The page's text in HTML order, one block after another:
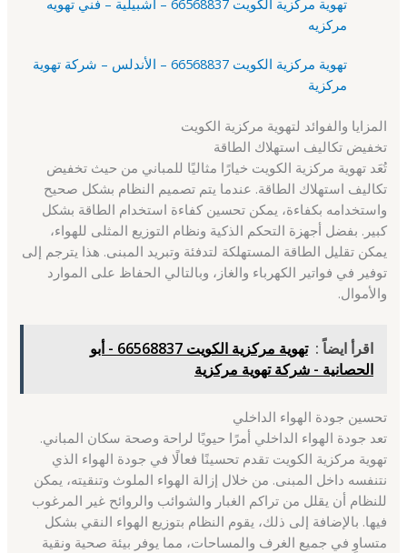
تهوية مركزية الكويت 66568837 – اشبيلية – فني تهويه
مركزيه
تهوية مركزية الكويت 66568837 – الأندلس – شركة تهوية
مركزية
المزايا والفوائد لتهوية مركزية الكويت
تخفيض تكاليف استهلاك الطاقة
تُعَد تهوية مركزية الكويت خيارًا مثاليًا للمباني من حيث تخفيض
تكاليف استهلاك الطاقة. عندما يتم تصميم النظام بشكل صحيح
واستخدامه بكفاءة، يمكن تحسين كفاءة استخدام الطاقة بشكل
كبير. بفضل أجهزة التحكم الذكية ونظام التوزيع المثلى للهواء،
يمكن تقليل الطاقة المستهلكة لتدفئة وتبريد المبنى. هذا يترجم إلى
توفير في فواتير الكهرباء والغاز، وبالتالي الحفاظ على الموارد
والأموال.
اقرأ ايضاً :
تهوية مركزية الكويت 66568837 - أبو
الحصانية - شركة تهوية مركزية
تحسين جودة الهواء الداخلي
تعد جودة الهواء الداخلي أمرًا حيويًا لراحة وصحة سكان المباني.
تهوية مركزية الكويت تقدم تحسينًا فعالًا في جودة الهواء الذي
نتنفسه داخل المبنى. من خلال إزالة الهواء الملوث وتنقيته، يمكن
للنظام أن يقلل من تراكم الغبار والشوائب والروائح غير المرغوب
فيها. بالإضافة إلى ذلك، يقوم النظام بتوزيع الهواء النقي بشكل
متساوٍ في جميع الغرف والمساحات، مما يوفر بيئة صحية ونقية